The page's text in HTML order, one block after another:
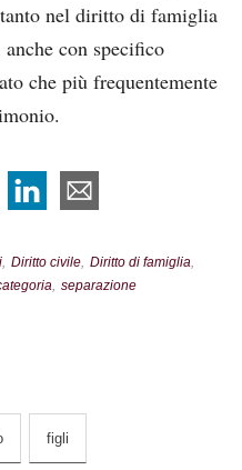
nel diritto di famiglia
con specifico
che più frequentemente
Diritto civile
Diritto di famiglia
separazione
figli